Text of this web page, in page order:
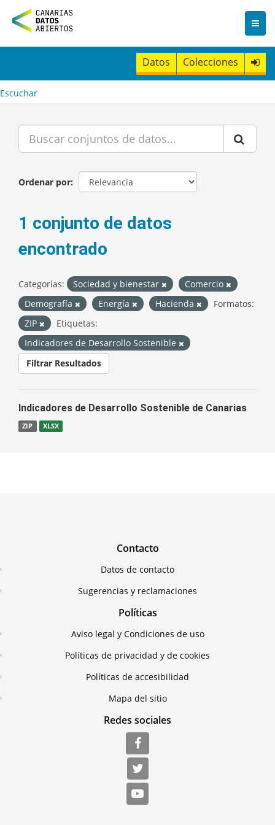
n
t
Datos Colecciones
Escuchar
Ordenar por
1 conjunto de datos
encontrado
Categorías: Sociedad y bienestar
Comercio
Demografía
Energía Hacienda
Formatos:
ZIP
Etiquetas:
Indicadores de Desarrollo Sostenible
Filtrar Resultados
Indicadores de Desarrollo Sostenible de Canarias
ZIP XLSX
Contacto
Datos de contacto
Sugerencias y reclamaciones
Políticas
Aviso legal y Condiciones de uso
Políticas de privacidad y de cookies
Políticas de accesibilidad
Mapa del sitio
Redes sociales